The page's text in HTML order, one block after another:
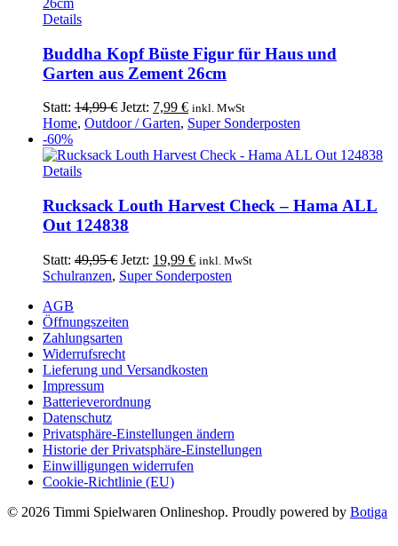
Details
Buddha Kopf Büste Figur für Haus und
Garten aus Zement 26cm
Statt: 14,99€ Ursprünglicher
Preis
14,99 €
Jetzt: 7,99 €Aktueller
Preis
7,99 €.
inkl. MwSt
Home, Outdoor / Garten, Super Sonderposten
-60%
Details
Rucksack Louth Harvest Check – Hama ALL
Out 124838
Statt: 49,95€ Ursprünglicher
Preis
Jetzt: 19,99 €Aktueller
Preis
inkl. MwSt
Schulranzen, Super Sonderposten
AGB
Öffnungszeiten
Zahlungsarten
Widerrufsrecht
Lieferung und Versandkosten
Impressum
Batterieverordnung
Datenschutz
Privatsphäre-Einstellungen ändern
Historie der Privatsphäre-Einstellungen
Einwilligungen widerrufen
Cookie-Richtlinie (EU)
© 2026 Timmi Spielwaren Onlineshop. Proudly powered by Botiga